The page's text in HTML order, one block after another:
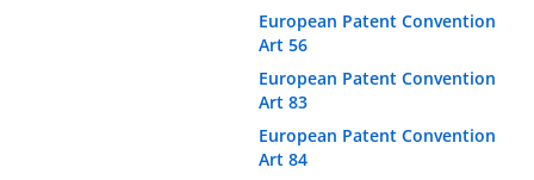
European Patent Convention
Art 56
European Patent Convention
Art 83
European Patent Convention
Art 84